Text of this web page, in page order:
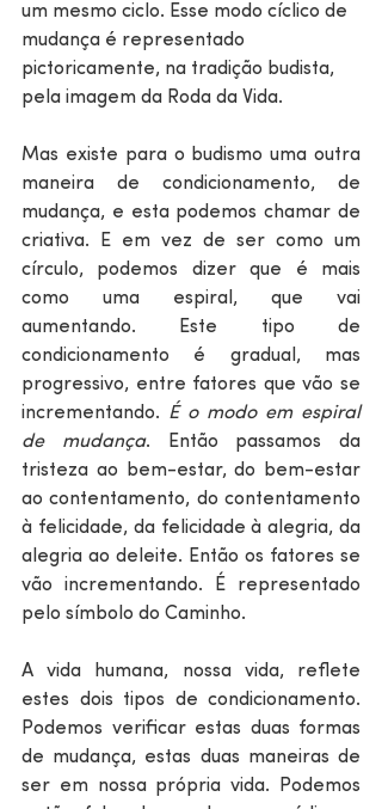
um mesmo ciclo. Esse modo cíclico de
mudança é representado
pictoricamente, na tradição budista,
pela imagem da Roda da Vida.
Mas existe para o budismo uma outra
maneira de condicionamento, de
mudança, e esta podemos chamar de
criativa. E em vez de ser como um
círculo, podemos dizer que é mais
como uma espiral, que vai
aumentando. Este tipo de
condicionamento é gradual, mas
progressivo, entre fatores que vão se
incrementando. É o modo em espiral
de mudança. Então passamos da
tristeza ao bem-estar, do bem-estar
ao contentamento, do contentamento
à felicidade, da felicidade à alegria, da
alegria ao deleite. Então os fatores se
vão incrementando. É representado
pelo símbolo do Caminho.
A vida humana, nossa vida, reflete
estes dois tipos de condicionamento.
Podemos verificar estas duas formas
de mudança, estas duas maneiras de
ser em nossa própria vida. Podemos